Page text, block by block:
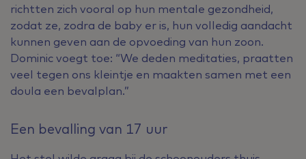
richtten zich vooral op hun mentale gezondheid,
zodat ze, zodra de baby er is, hun volledig aandacht
kunnen geven aan de opvoeding van hun zoon.
Dominic voegt toe: “We deden meditaties, praatten
veel tegen ons kleintje en maakten samen met een
doula een bevalplan.”
Een bevalling van 17 uur